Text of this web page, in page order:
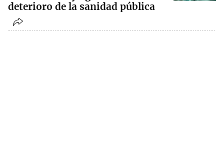
deterioro de la sanidad pública